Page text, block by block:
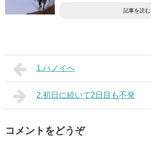
記事を読む
1.ハノイへ
2.初日に続いて2日目も不発
コメントをどうぞ